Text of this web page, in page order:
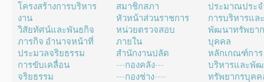
โครงสร้างการบริหาร
งาน
วิสัยทัศน์และพันธกิจ
ภารกิจ อำนาจหน้าที่
ประมวลจริยธรรม
การขับเคลื่อน
จริยธรรม
สมาชิกสภา
หัวหน้าส่วนราชการ
หน่วยตรวจสอบ
ภายใน
สำนักงานปลัด
---กองคลัง---
---กองช่าง----
ประมาณประ
การบริหารแล
พัฒนาทรัพยา
บุคคล
หลักเกณฑ์การ
บริหารและพั
ทรัพยากรบุคค